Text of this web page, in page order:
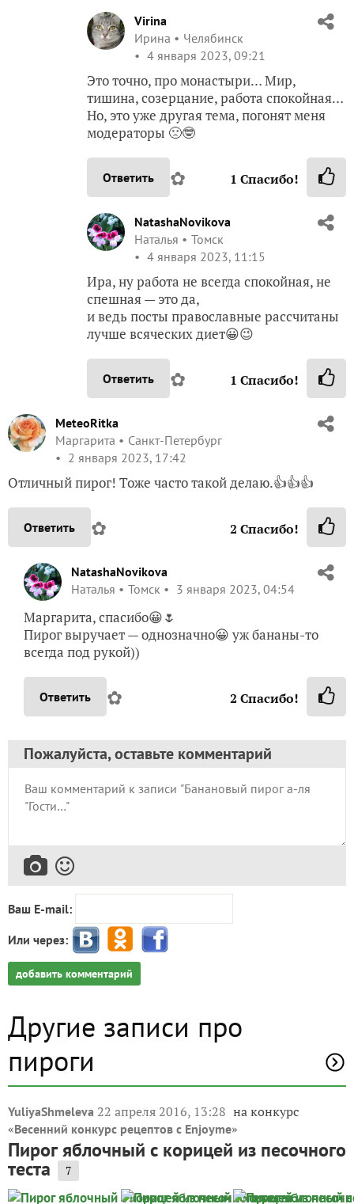
Virina
Ирина
Челябинск
4 января 2023, 09:21
Это точно, про монастыри… Мир,
тишина, созерцание, работа спокойная…
Но, это уже другая тема, погонят меня
модераторы 🙁🤓
Ответить ✿ 1 Спасибо!
NatashaNovikova
Наталья
Томск
4 января 2023, 11:15
Ира, ну работа не всегда спокойная, не
спешная — это да,
и ведь посты православные рассчитаны
лучше всяческих диет😀😉
Ответить ✿ 1 Спасибо!
MeteoRitka
Маргарита
Санкт-Петербург
2 января 2023, 17:42
Отличный пирог! Тоже часто такой делаю.👍👍👍
Ответить ✿ 2 Спасибо!
NatashaNovikova
Наталья
Томск 3 января 2023, 04:54
Маргарита, спасибо😀🌷
Пирог выручает — однозначно😀 уж бананы-то
всегда под рукой))
Ответить ✿ 2 Спасибо!
Пожалуйста, оставьте комментарий
Ваш E-mail:
Или через:
добавить комментарий
Другие записи про
пироги
YuliyaShmeleva 22 апреля 2016, 13:28 на конкурс
«Весенний конкурс рецептов с Enjoyme»
Пирог яблочный с корицей из песочного
теста 7